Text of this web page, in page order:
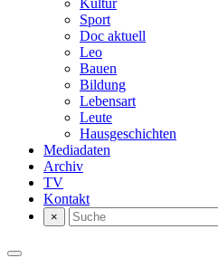
Kultur
Sport
Doc aktuell
Leo
Bauen
Bildung
Lebensart
Leute
Hausgeschichten
Mediadaten
Archiv
TV
Kontakt
×